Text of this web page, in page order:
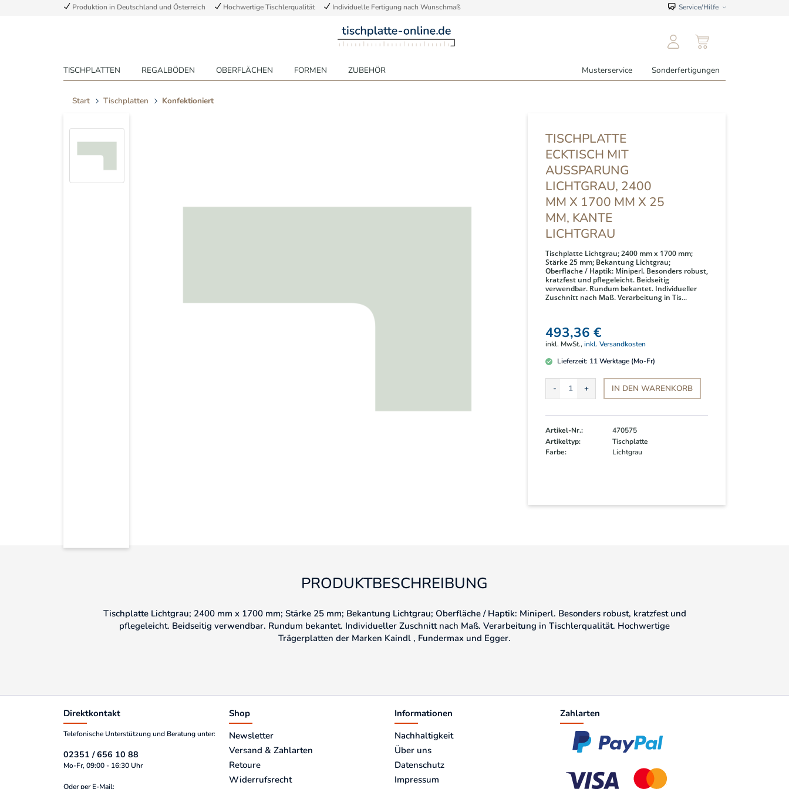
Produktion in Deutschland und Österreich Hochwertige Tischlerqualität Individuelle Fertigung nach Wunschmaß Service/Hilfe
TISCHPLATTEN REGALBÖDEN OBERFLÄCHEN FORMEN ZUBEHÖR Musterservice Sonderfertigungen
Start Tischplatten Konfektioniert
TISCHPLATTE
ECKTISCH MIT
AUSSPARUNG
LICHTGRAU, 2400
MM X 1700 MM X 25
MM, KANTE
LICHTGRAU
Tischplatte Lichtgrau; 2400 mm x 1700 mm;
Stärke 25 mm; Bekantung Lichtgrau;
Oberfläche / Haptik: Miniperl. Besonders robust,
kratzfest und pflegeleicht. Beidseitig
verwendbar. Rundum bekantet. Individueller
Zuschnitt nach Maß. Verarbeitung in Tis...
493,36 €
inkl. MwSt.,inkl. Versandkosten
Lieferzeit: 11Werktage (Mo-Fr)
IN DEN WARENKORB
Artikel-Nr.:
470575
Artikeltyp:
Tischplatte
Farbe:
Lichtgrau
PRODUKTBESCHREIBUNG
Tischplatte Lichtgrau; 2400 mm x 1700 mm; Stärke 25 mm; Bekantung Lichtgrau; Oberfläche / Haptik: Miniperl. Besonders robust, kratzfest und
pflegeleicht. Beidseitig verwendbar. Rundum bekantet. Individueller Zuschnitt nach Maß. Verarbeitung in Tischlerqualität. Hochwertige
Trägerplatten der Marken Kaindl , Fundermax und Egger.
Direktkontakt
Telefonische Unterstützung und Beratung unter:
02351 / 656 10 88
Mo-Fr, 09:00 - 16:30 Uhr
Oder per E-Mail:
Shop
Newsletter
Versand & Zahlarten
Retoure
Widerrufsrecht
Informationen
Nachhaltigkeit
Über uns
Datenschutz
Impressum
Zahlarten